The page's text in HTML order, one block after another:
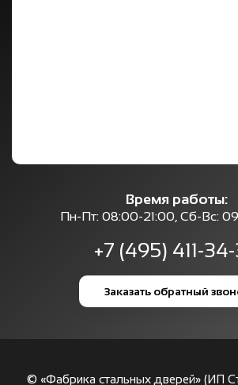
Время работы:
Пн-Пт: 08:00-21:00, Сб-Вс:
+7 (495) 411-
Заказать обратный
© «Фабрика стальных дверей» (ИП